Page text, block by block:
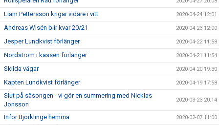
Liam Pettersson krigar vidare i vitt 2020-04-24 12:01
Andreas Wisén blir kvar 20/21 2020-04-23 12:00
Jesper Lundkvist förlänger 2020-04-22 11:58
Nordström i kassen förlänger 2020-04-21 11:54
Skilda vägar 2020-04-20 19:30
Kapten Lundkvist förlänger 2020-04-19 17:58
Slut på säsongen - vi gör en summering med Nicklas
Jonsson
2020-03-23 20:14
Inför Björklinge hemma 2020-02-07 11:00